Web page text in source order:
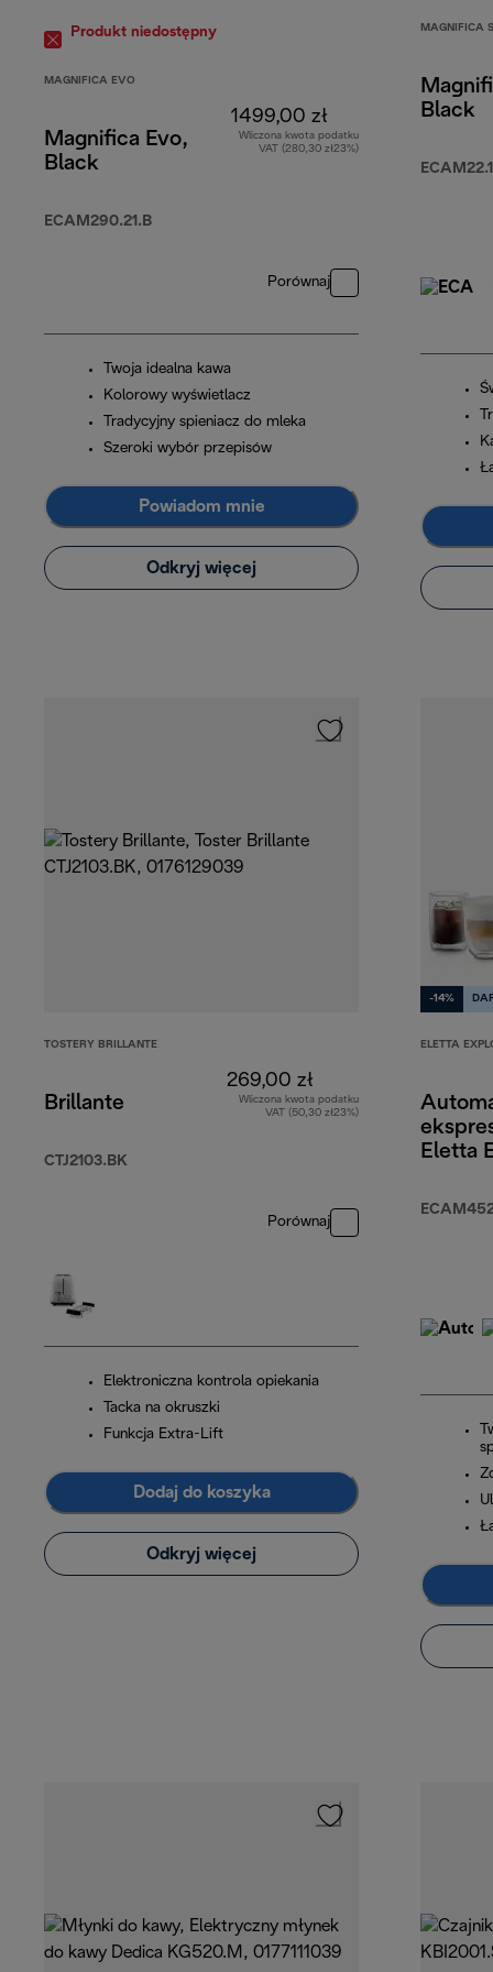
Produkt niedostępny
MAGNIFICA EVO
Magnifica Evo,
Black
ECAM290.21.B
1499,00 zł
Wliczona kwota podatku
VAT (280,30 zł23%)
Porównaj
Twoja idealna kawa
Kolorowy wyświetlacz
Tradycyjny spieniacz do mleka
Szeroki wybór przepisów
Powiadom mnie
Odkryj więcej
MAGNIFICA S
Black
TOSTERY BRILLANTE
Brillante
CTJ2103.BK
269,00 zł
Wliczona kwota podatku
VAT (50,30 zł23%)
Porównaj
Elektroniczna kontrola opiekania
Tacka na okruszki
Funkcja Extra-Lift
Dodaj do koszyka
Odkryj więcej
-14%
ELETTA
Eletta